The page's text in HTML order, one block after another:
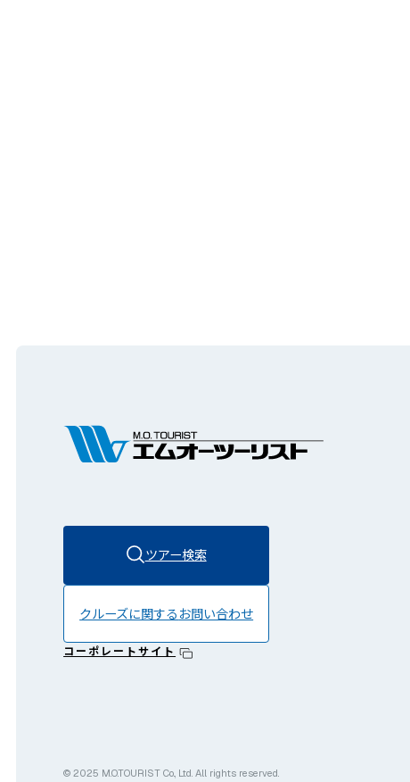
ツアー検索
クルーズに関する お問い合わせ
コーポレートサイト
© 2025 M.O.TOURIST Co., Ltd. All rights reserved.